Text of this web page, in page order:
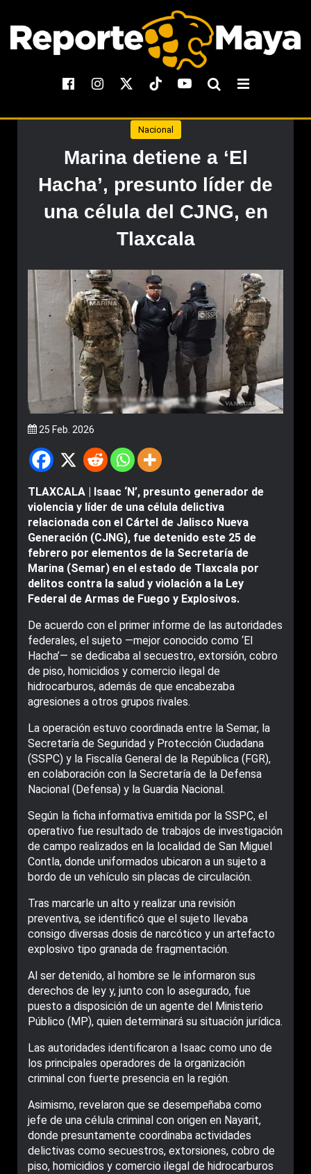
Nacional
Marina detiene a ‘El
Hacha’, presunto líder de
una célula del CJNG, en
Tlaxcala
25 Feb. 2026
TLAXCALA | Isaac ‘N’, presunto generador de
violencia y líder de una célula delictiva
relacionada con el Cártel de Jalisco Nueva
Generación (CJNG), fue detenido este 25 de
febrero por elementos de la Secretaría de
Marina (Semar) en el estado de Tlaxcala por
delitos contra la salud y violación a la Ley
Federal de Armas de Fuego y Explosivos.
De acuerdo con el primer informe de las autoridades
federales, el sujeto —mejor conocido como ‘El
Hacha’— se dedicaba al secuestro, extorsión, cobro
de piso, homicidios y comercio ilegal de
hidrocarburos, además de que encabezaba
agresiones a otros grupos rivales.
La operación estuvo coordinada entre la Semar, la
Secretaría de Seguridad y Protección Ciudadana
(SSPC) y la Fiscalía General de la República (FGR),
en colaboración con la Secretaría de la Defensa
Nacional (Defensa) y la Guardia Nacional.
Según la ficha informativa emitida por la SSPC, el
operativo fue resultado de trabajos de investigación
de campo realizados en la localidad de San Miguel
Contla, donde uniformados ubicaron a un sujeto a
bordo de un vehículo sin placas de circulación.
Tras marcarle un alto y realizar una revisión
preventiva, se identificó que el sujeto llevaba
consigo diversas dosis de narcótico y un artefacto
explosivo tipo granada de fragmentación.
Al ser detenido, al hombre se le informaron sus
derechos de ley y, junto con lo asegurado, fue
puesto a disposición de un agente del Ministerio
Público (MP), quien determinará su situación jurídica.
Las autoridades identificaron a Isaac como uno de
los principales operadores de la organización
criminal con fuerte presencia en la región.
Asimismo, revelaron que se desempeñaba como
jefe de una célula criminal con origen en Nayarit,
donde presuntamente coordinaba actividades
delictivas como secuestros, extorsiones, cobro de
piso, homicidios y comercio ilegal de hidrocarburos